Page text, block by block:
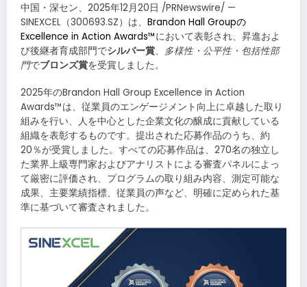
中国・深セン、2025年12月20日 /PRNewswire/ —
SINEXCEL（300693.SZ）は、 Brandon Hall Groupの
Excellence in Action Awards™において表彰され、昇進およ
び後継者育成部門でシルバー賞、
多様性・公平性・包括性部
門でブロンズ賞を受賞しました。
2025年のBrandon Hall Group Excellence in Action
Awards™は、従業員のエンゲージメント向上に卓越した取り
組みを行い、人を中心とした企業文化の醸成に貢献している
組織を表彰するものです。提出された応募作品のうち、約
20％が受賞しました。すべての応募作品は、270名の独立し
た業界上級専門家およびアナリストによる審査パネルによっ
て厳密に評価され、プログラムの取り組み内容、測定可能な
成果、主要業績指標、従業員の声など、明確に定められた基
準に基づいて審査されました。